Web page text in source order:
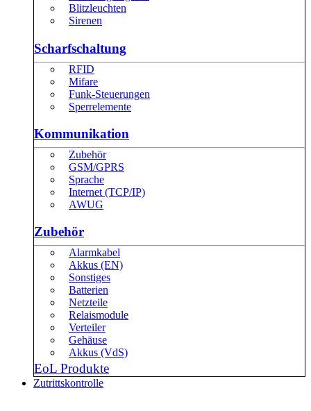
Blitzleuchten
Sirenen
Scharfschaltung
RFID
Mifare
Funk-Steuerungen
Sperrelemente
Kommunikation
Zubehör
GSM/GPRS
Sprache
Internet (TCP/IP)
AWUG
Zubehör
Alarmkabel
Akkus (EN)
Sonstiges
Batterien
Netzteile
Relaismodule
Verteiler
Gehäuse
Akkus (VdS)
EoL Produkte
Zutrittskontrolle